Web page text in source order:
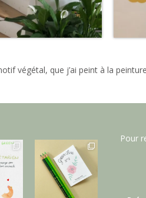
végétal, que j’ai peint à la
Pour